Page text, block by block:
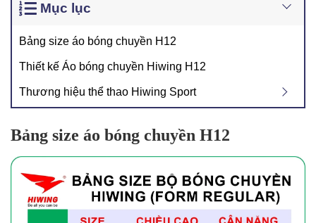
Mục lục
Bảng size áo bóng chuyền H12
Thiết kế Áo bóng chuyền Hiwing H12
Thương hiệu thể thao Hiwing Sport
Bảng size áo bóng chuyền H12